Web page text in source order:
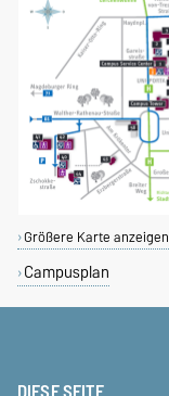
Größere Karte anzeigen
Campusplan